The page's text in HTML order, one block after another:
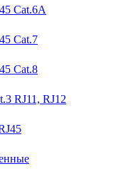
Cat.6A
Cat.7
Cat.8
RJ11, RJ12